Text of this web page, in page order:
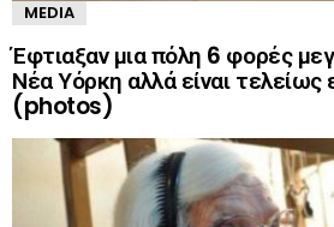
MEDIA
Έφτιαξαν μια πόλη 6 φορές
Νέα Υόρκη αλλά είναι τελείως
(photos)